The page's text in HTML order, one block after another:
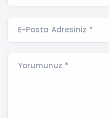
E-Posta Adresiniz *
Yorumunuz *